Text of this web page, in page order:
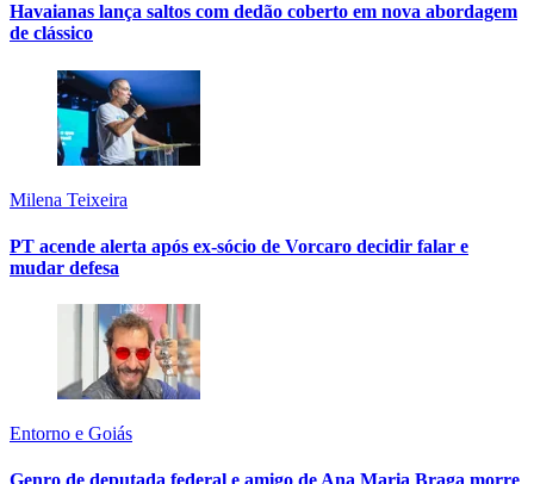
Havaianas lança saltos com dedão coberto em nova abordagem
de clássico
Milena Teixeira
PT acende alerta após ex-sócio de Vorcaro decidir falar e
mudar defesa
Entorno e Goiás